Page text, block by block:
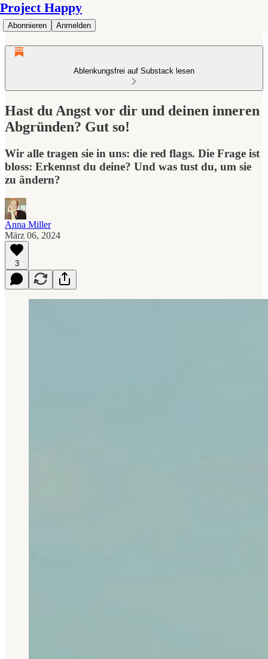
Project Happy
Abonnieren Anmelden
Ablenkungsfrei auf Substack lesen
Hast du Angst vor dir und deinen inneren
Abgründen? Gut so!
Wir alle tragen sie in uns: die red flags. Die Frage ist
bloss: Erkennst du deine? Und was tust du, um sie
zu ändern?
Anna Miller
März 06, 2024
3